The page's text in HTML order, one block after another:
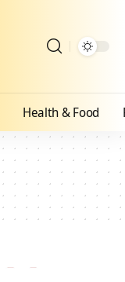
Health & Food